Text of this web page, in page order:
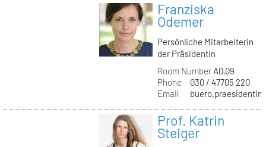
Franziska
Odemer
Persönliche Mitarbeiterin
der Präsidentin
Room NumberA0.09
Phone
030 / 47705 220
Email
Prof. Katrin
Steiger